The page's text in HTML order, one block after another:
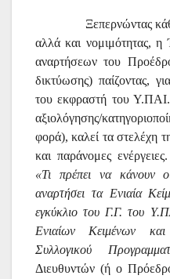
Ξεπερνώντας κάθε
αλλά και νομιμότητας,
αναρτήσεων του
δικτύωσης) παίζοντας,
του εκφραστή του
αξιολόγησης/
φορά), καλεί τα στελέχη
και παράνομες
«Τι πρέπει να κάνουν
αναρτήσει τα Ενιαία
εγκύκλιο του Γ.Γ. του
Ενιαίων Κειμένων
Συλλογικού
Διευθυντών (ή ο